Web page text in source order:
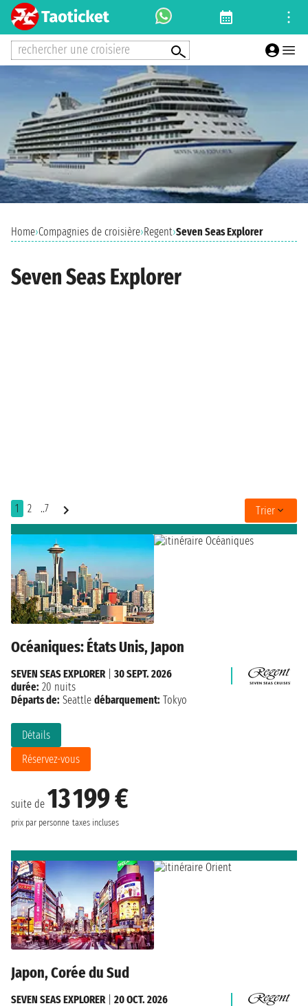
rechercher une croisiere
Home›Compagnies de croisière›Regent›Seven Seas Explorer
Seven Seas Explorer
1 2 ..7 Trier
Océaniques: États Unis, Japon
suite de 13 199 €
prix par personne taxes incluses
Détails
Réservez-vous
SEVEN SEAS EXPLORER
30 SEPT. 2026
durée: 20 nuits
Départs de: Seattle débarquement: Tokyo
Japon, Corée du Sud
SEVEN SEAS EXPLORER| 20 OCT. 2026